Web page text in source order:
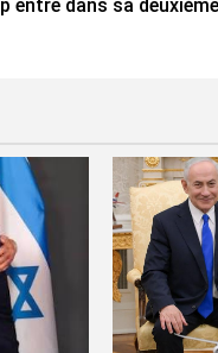
entre dans sa deuxième